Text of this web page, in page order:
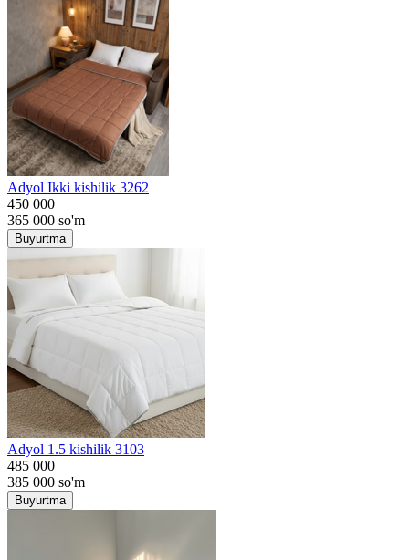
Adyol Ikki kishilik 3262
450 000
365 000 so'm
Buyurtma
Adyol 1.5 kishilik 3103
485 000
385 000 so'm
Buyurtma